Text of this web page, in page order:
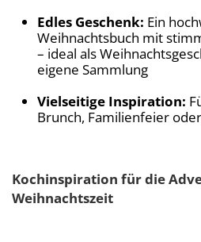
Edles Geschenk: Ein
Weihnachtsbuch mit
– ideal als
eigene Sammlung
Vielseitige Inspiration:
Brunch, Familienfeier
Kochinspiration für die
Weihnachtszeit